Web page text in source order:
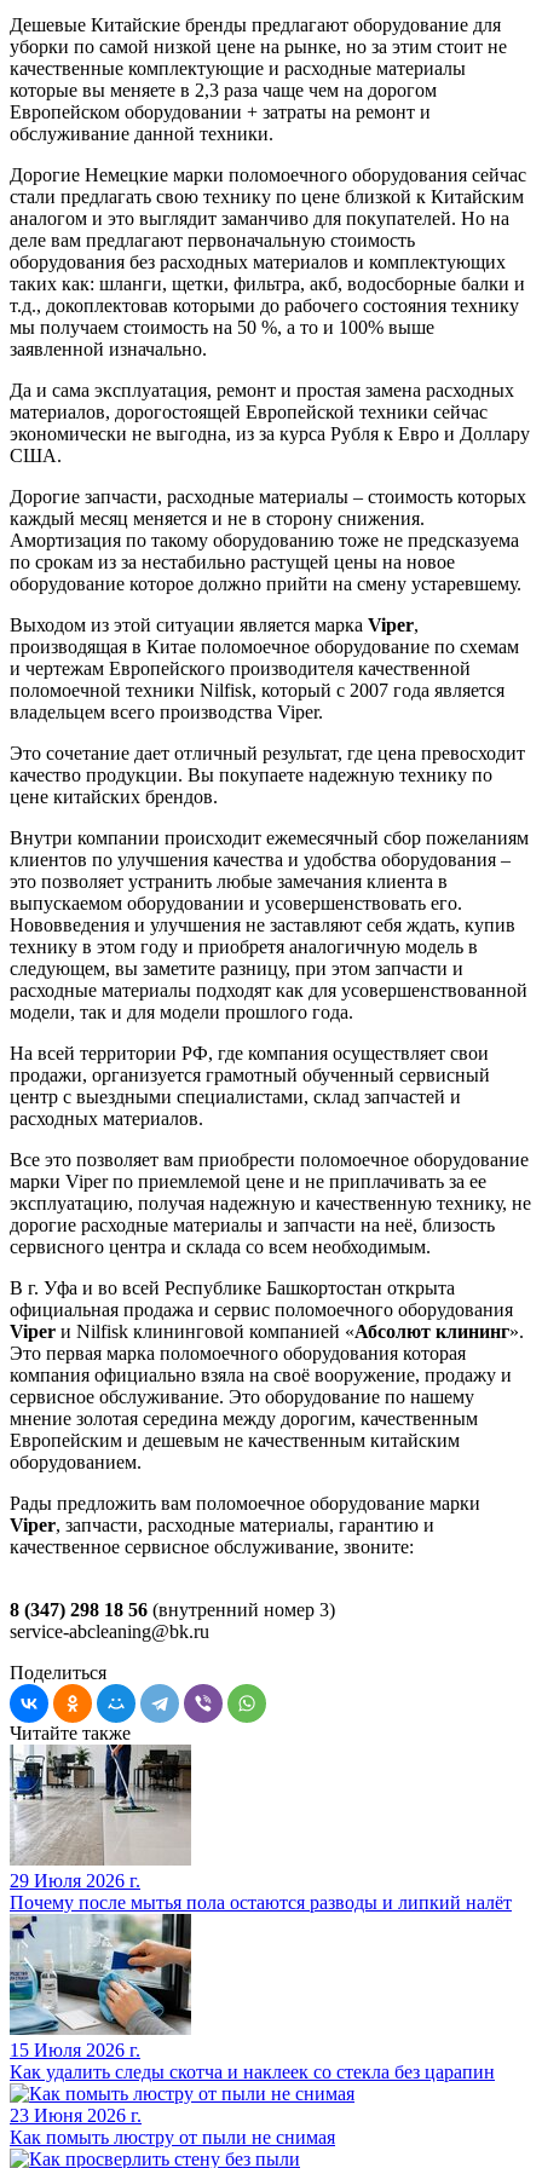
Дешевые Китайские бренды предлагают оборудование для
уборки по самой низкой цене на рынке, но за этим стоит не
качественные комплектующие и расходные материалы
которые вы меняете в 2,3 раза чаще чем на дорогом
Европейском оборудовании + затраты на ремонт и
обслуживание данной техники.
Дорогие Немецкие марки поломоечного оборудования сейчас
стали предлагать свою технику по цене близкой к Китайским
аналогом и это выглядит заманчиво для покупателей. Но на
деле вам предлагают первоначальную стоимость
оборудования без расходных материалов и комплектующих
таких как: шланги, щетки, фильтра, акб, водосборные балки и
т.д., докоплектовав которыми до рабочего состояния технику
мы получаем стоимость на 50 %, а то и 100% выше
заявленной изначально.
Да и сама эксплуатация, ремонт и простая замена расходных
материалов, дорогостоящей Европейской техники сейчас
экономически не выгодна, из за курса Рубля к Евро и Доллару
США.
Дорогие запчасти, расходные материалы – стоимость которых
каждый месяц меняется и не в сторону снижения.
Амортизация по такому оборудованию тоже не предсказуема
по срокам из за нестабильно растущей цены на новое
оборудование которое должно прийти на смену устаревшему.
Выходом из этой ситуации является марка Viper,
производящая в Китае поломоечное оборудование по схемам
и чертежам Европейского производителя качественной
поломоечной техники Nilfisk, который с 2007 года является
владельцем всего производства Viper.
Это сочетание дает отличный результат, где цена превосходит
качество продукции. Вы покупаете надежную технику по
цене китайских брендов.
Внутри компании происходит ежемесячный сбор пожеланиям
клиентов по улучшения качества и удобства оборудования –
это позволяет устранить любые замечания клиента в
выпускаемом оборудовании и усовершенствовать его.
Нововведения и улучшения не заставляют себя ждать, купив
технику в этом году и приобретя аналогичную модель в
следующем, вы заметите разницу, при этом запчасти и
расходные материалы подходят как для усовершенствованной
модели, так и для модели прошлого года.
На всей территории РФ, где компания осуществляет свои
продажи, организуется грамотный обученный сервисный
центр с выездными специалистами, склад запчастей и
расходных материалов.
Все это позволяет вам приобрести поломоечное оборудование
марки Viper по приемлемой цене и не приплачивать за ее
эксплуатацию, получая надежную и качественную технику, не
дорогие расходные материалы и запчасти на неё, близость
сервисного центра и склада со всем необходимым.
В г. Уфа и во всей Республике Башкортостан открыта
официальная продажа и сервис поломоечного оборудования
Viper и Nilfisk клининговой компанией «Абсолют клининг».
Это первая марка поломоечного оборудования которая
компания официально взяла на своё вооружение, продажу и
сервисное обслуживание. Это оборудование по нашему
мнение золотая середина между дорогим, качественным
Европейским и дешевым не качественным китайским
оборудованием.
Рады предложить вам поломоечное оборудование марки
Viper, запчасти, расходные материалы, гарантию и
качественное сервисное обслуживание, звоните:
8 (347) 298 18 56 (внутренний номер 3)
service-abcleaning@bk.ru
Поделиться
Читайте также
29 Июля 2026 г.
Почему после мытья пола остаются разводы и липкий налёт
15 Июля 2026 г.
Как удалить следы скотча и наклеек со стекла без царапин
23 Июня 2026 г.
Как помыть люстру от пыли не снимая